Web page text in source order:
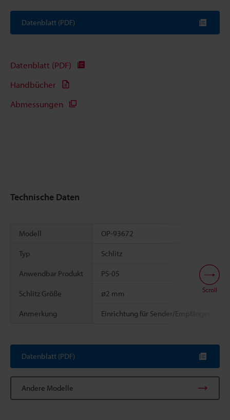
Datenblatt (PDF)
Datenblatt (PDF)
Handbücher
Abmessungen
Technische Daten
Modell OP-93672
Typ Schlitz
Anwendbar Produkt PS-05
Schlitz Größe ø2 mm
Anmerkung Einrichtung für Sender/Empfänger
Scroll
Datenblatt (PDF)
Andere Modelle